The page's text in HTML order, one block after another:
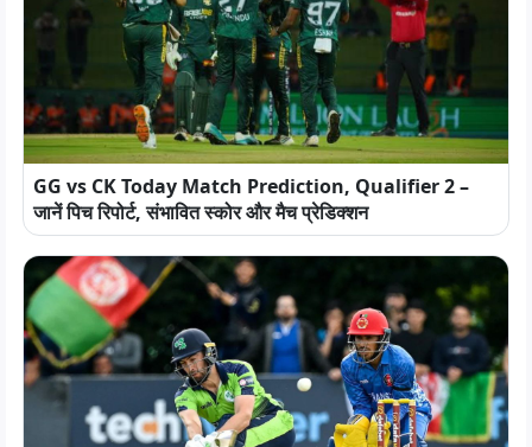
GG vs CK Today Match Prediction, Qualifier 2 –
जानें पिच रिपोर्ट, संभावित स्कोर और मैच प्रेडिक्शन